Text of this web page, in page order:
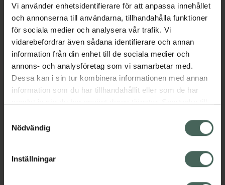
Vi använder enhetsidentifierare för att anpassa innehållet
och annonserna till användarna, tillhandahålla funktioner
för sociala medier och analysera vår trafik. Vi
vidarebefordrar även sådana identifierare och annan
information från din enhet till de sociala medier och
annons- och analysföretag som vi samarbetar med.
Dessa kan i sin tur kombinera informationen med annan
information som du har tillhandahållit eller som de har
återkalla ditt samtycke via webbplatsens
cookieinställningar. Ett återkallat samtycke påverkar inte
lagligheten av behandling som skett innan återkallelsen.
Nödvändig
Inställningar
Kampanjpris online
63,75 kr
Tidigare pris:85 kr
Köp Kronans Apotek Serum Anti Age, 63.75
Kampanjpris online
63,75 kr
Tidigare pris:
Köp Kronans
4.4 av 5 i omdöme 4.3 av 5 i omdöme